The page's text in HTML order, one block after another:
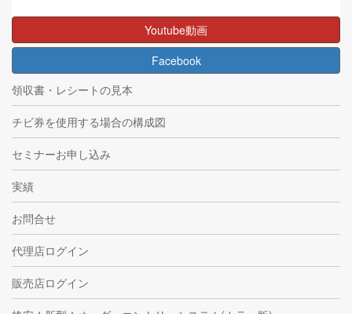
Youtube動画
Facebook
領収書・レシートの見本
チビ券を使用する場合の構成図
セミナーお申し込み
実績
お問合せ
代理店ログイン
販売店ログイン